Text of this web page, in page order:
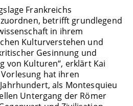
Frankreichs
betrifft grundlegend
in ihrem
Kulturverstehen und
Gesinnung und
von Kulturen“, erklärt Kai
hat ihren
als Montesquieu
Untergang der Römer